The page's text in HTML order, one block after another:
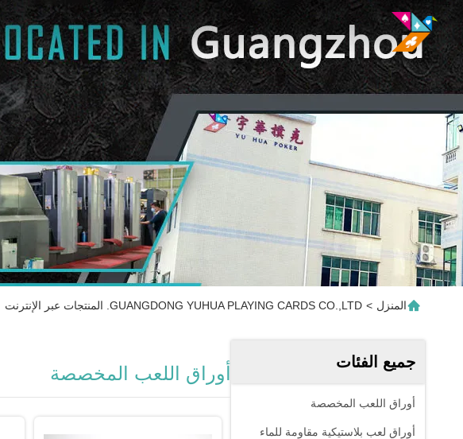
المنزل > GUANGDONG YUHUA PLAYING CARDS CO.,LTD. المنتجات عبر الإنترنت
جميع الفئات
أوراق اللعب المخصصة
أوراق لعب بلاستيكية مقاومة للماء
أوراق اللعب المخصصة